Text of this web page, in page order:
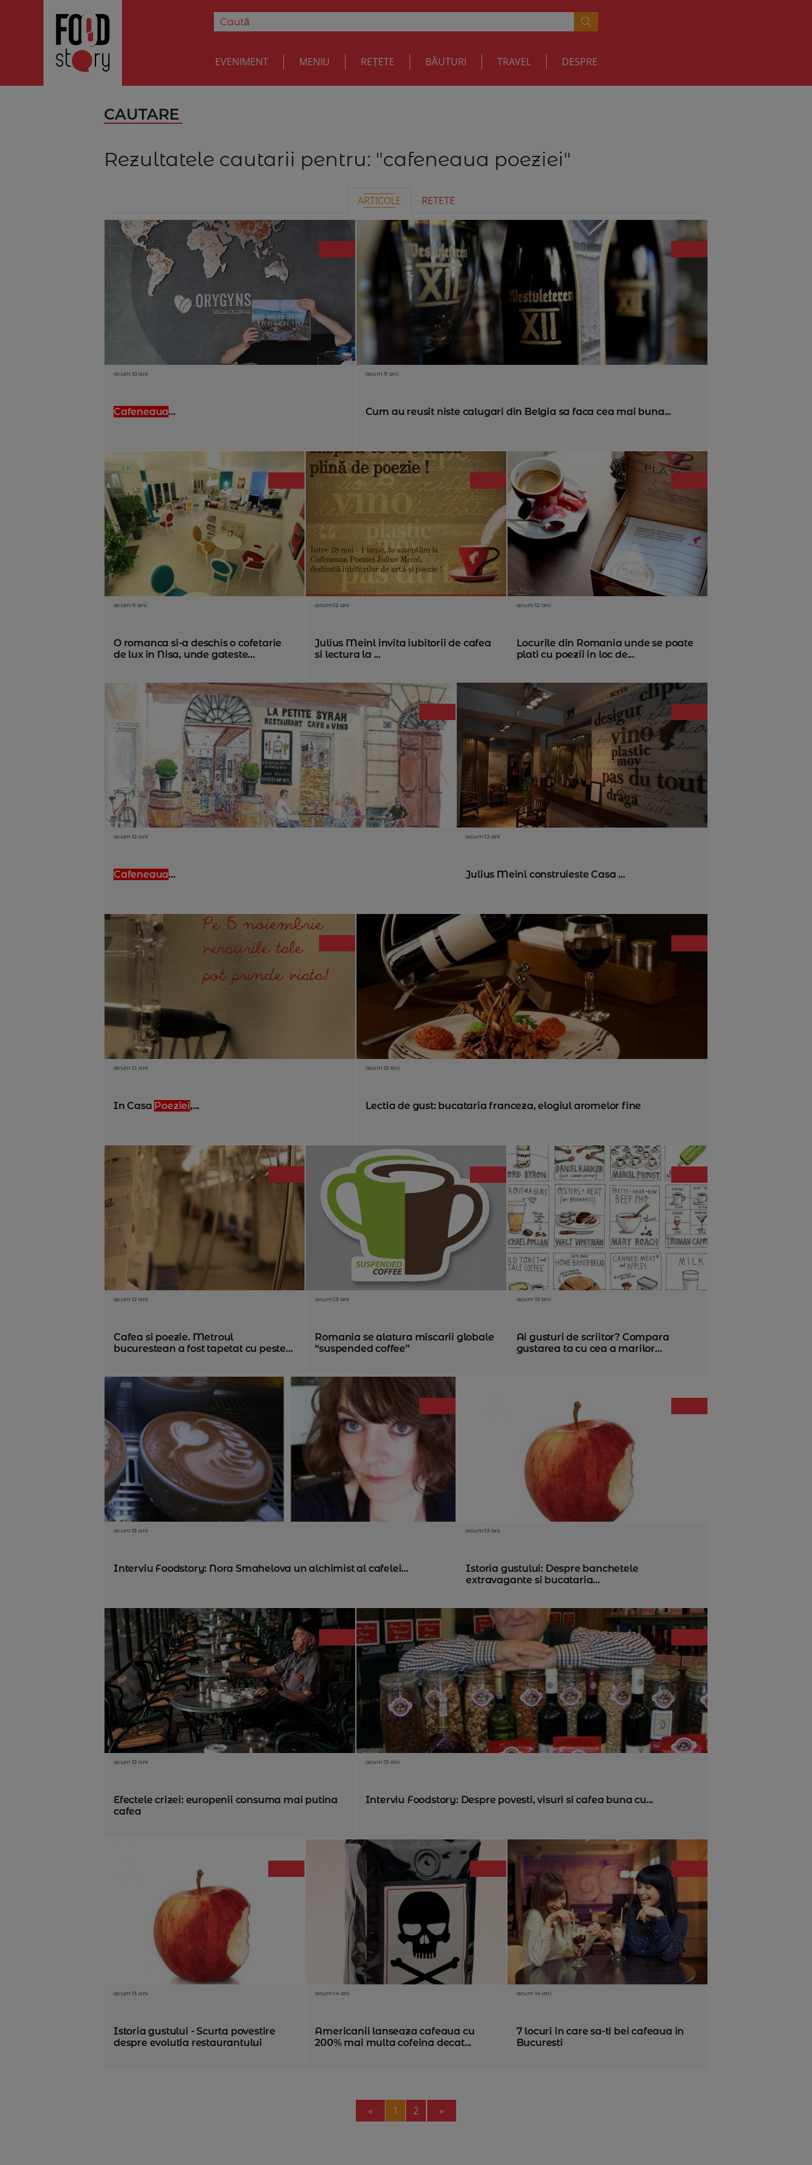
EVENIMENT MENIU REȚETE BĂUTURI TRAVEL DESPRE
CAUTARE
Rezultatele cautarii pentru: "cafeneaua poeziei"
ARTICOLE RETETE
acum 10 ani
Cafeneaua...
acum 11 ani
Cum au reusit niste calugari din Belgia sa faca cea mai buna...
acum 11 ani
O romanca si-a deschis o cofetarie
de lux in Nisa, unde gateste...
acum 12 ani
Julius Meinl invita iubitorii de cafea
si lectura la ...
acum 12 ani
Locurile din Romania unde se poate
plati cu poezii in loc de...
acum 12 ani
Cafeneaua...
acum 12 ani
Julius Meinl construieste Casa ...
acum 12 ani
In Casa Poeziei,...
acum 12 ani
Lectia de gust: bucataria franceza, elogiul aromelor fine
acum 12 ani
Cafea si poezie. Metroul
bucurestean a fost tapetat cu peste...
acum 13 ani
Romania se alatura miscarii globale
“suspended coffee”
acum 13 ani
Ai gusturi de scriitor? Compara
gustarea ta cu cea a marilor...
acum 13 ani
Interviu Foodstory: Nora Smahelova un alchimist al cafelei...
acum 13 ani
Istoria gustului: Despre banchetele
extravagante si bucataria...
acum 13 ani
Efectele crizei: europenii consuma mai putina
cafea
acum 13 ani
Interviu Foodstory: Despre povesti, visuri si cafea buna cu...
acum 13 ani
Istoria gustului - Scurta povestire
despre evolutia restaurantului
acum 14 ani
Americanii lanseaza cafeaua cu
200% mai multa cofeina decat...
acum 14 ani
7 locuri in care sa-ti bei cafeaua in
Bucuresti
« Previous
1 2 »